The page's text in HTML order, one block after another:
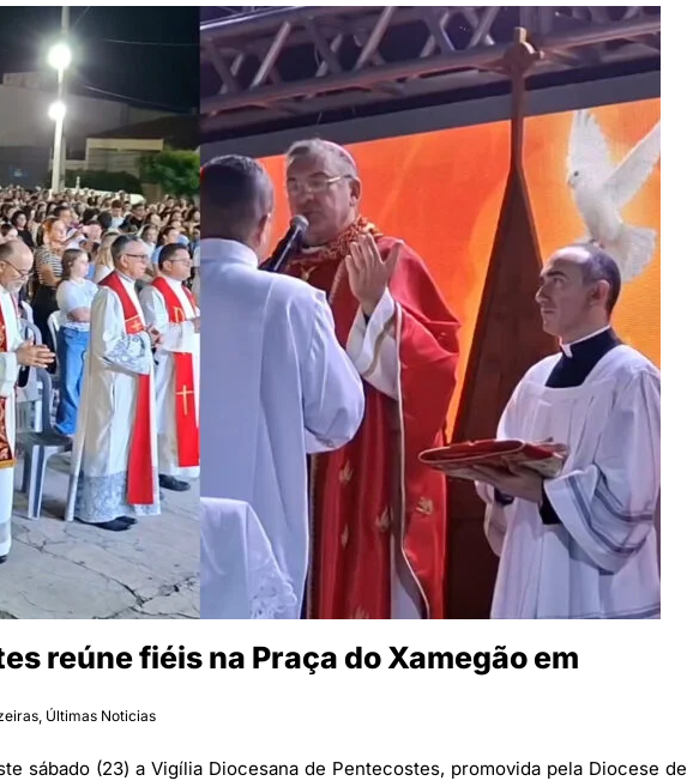
reúne fiéis na Praça do Xamegão em
, Últimas Noticias
sábado (23) a Vigília Diocesana de Pentecostes, promovida pela Diocese de